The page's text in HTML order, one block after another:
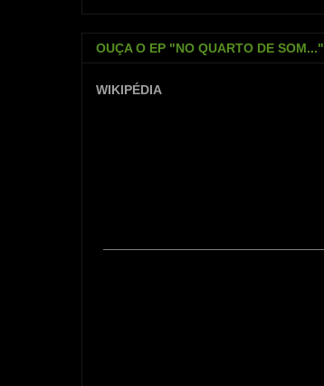
OUÇA O EP "NO QUARTO DE SOM..."
WIKIPÉDIA